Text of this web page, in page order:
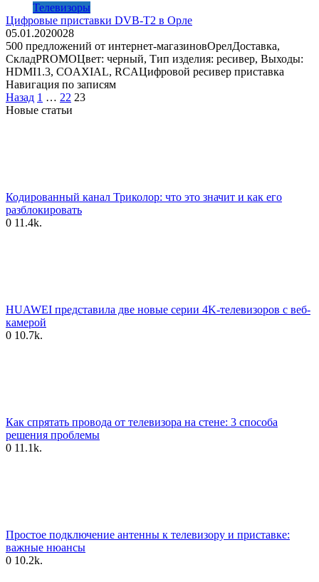
Телевизоры
Цифровые приставки DVB-T2 в Орле
05.01.2020028
500 предложений от интернет-магазиновОрелДоставка,
СкладPROMOЦвет: черный, Тип изделия: ресивер, Выходы:
HDMI1.3, COAXIAL, RCAЦифровой ресивер приставка
Навигация по записям
Назад 1 … 22 23
Новые статьи
Кодированный канал Триколор: что это значит и как его
разблокировать
0 11.4k.
HUAWEI представила две новые серии 4K-телевизоров с веб-
камерой
0 10.7k.
Как спрятать провода от телевизора на стене: 3 способа
решения проблемы
0 11.1k.
Простое подключение антенны к телевизору и приставке:
важные нюансы
0 10.2k.